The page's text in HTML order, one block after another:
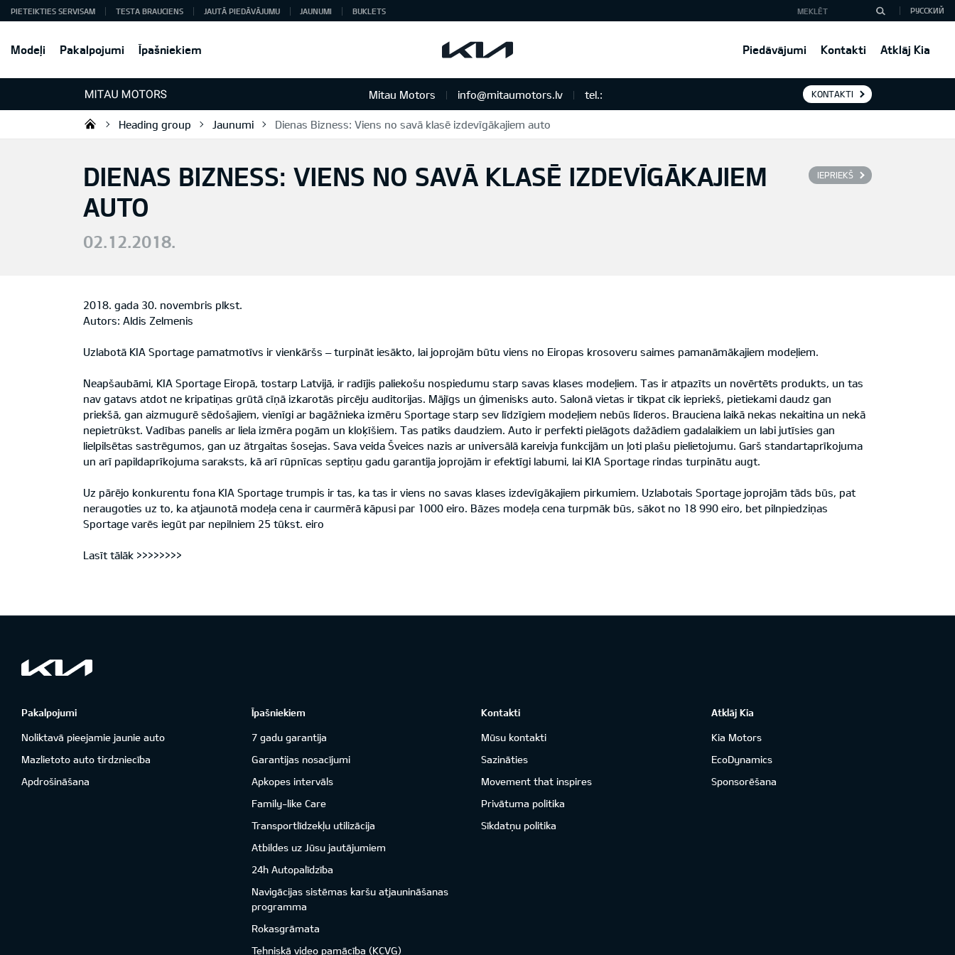
Modeļi Pakalpojumi Īpašniekiem Piedāvājumi Kontakti Atklāj Kia
PIETEIKTIES SERVISAM TESTA BRAUCIENS JAUTĀ PIEDĀVĀJUMU JAUNUMI BUKLETS РУССКИЙ
Mitau Motors info@mitaumotors.lv tel.: KONTAKTI
Mitau Motors
Heading group Jaunumi Dienas Bizness: Viens no savā klasē izdevīgākajiem auto
IEPRIEKŠ
DIENAS BIZNESS: VIENS NO SAVĀ KLASĒ IZDEVĪGĀKAJIEM
AUTO
02.12.2018.
2018. gada 30. novembris plkst.
Autors: Aldis Zelmenis
Uzlabotā KIA Sportage pamatmotīvs ir vienkāršs – turpināt iesākto, lai joprojām būtu viens no Eiropas krosoveru saimes pamanāmākajiem modeļiem.
Neapšaubāmi, KIA Sportage Eiropā, tostarp Latvijā, ir radījis paliekošu nospiedumu starp savas klases modeļiem. Tas ir atpazīts un novērtēts produkts, un tas
nav gatavs atdot ne kripatiņas grūtā cīņā izkarotās pircēju auditorijas. Mājīgs un ģimenisks auto. Salonā vietas ir tikpat cik iepriekš, pietiekami daudz gan
priekšā, gan aizmugurē sēdošajiem, vienīgi ar bagāžnieka izmēru Sportage starp sev līdzīgiem modeļiem nebūs līderos. Brauciena laikā nekas nekaitina un nekā
nepietrūkst. Vadības panelis ar liela izmēra pogām un kloķīšiem. Tas patiks daudziem. Auto ir perfekti pielāgots dažādiem gadalaikiem un labi jutīsies gan
lielpilsētas sastrēgumos, gan uz ātrgaitas šosejas. Sava veida Šveices nazis ar universālā kareivja funkcijām un ļoti plašu pielietojumu. Garš standartaprīkojuma
un arī papildaprīkojuma saraksts, kā arī rūpnīcas septiņu gadu garantija joprojām ir efektīgi labumi, lai KIA Sportage rindas turpinātu augt.
Uz pārējo konkurentu fona KIA Sportage trumpis ir tas, ka tas ir viens no savas klases izdevīgākajiem pirkumiem. Uzlabotais Sportage joprojām tāds būs, pat
neraugoties uz to, ka atjaunotā modeļa cena ir caurmērā kāpusi par 1000 eiro. Bāzes modeļa cena turpmāk būs, sākot no 18 990 eiro, bet pilnpiedziņas
Sportage varēs iegūt par nepilniem 25 tūkst. eiro
Lasīt tālāk >>>>>>>>
Pakalpojumi
Noliktavā pieejamie jaunie auto
Mazlietoto auto tirdzniecība
Apdrošināšana
Īpašniekiem
7 gadu garantija
Garantijas nosacījumi
Apkopes intervāls
Family-like Care
Transportlīdzekļu utilizācija
Atbildes uz Jūsu jautājumiem
24h Autopalīdzība
Navigācijas sistēmas karšu atjaunināšanas
programma
Rokasgrāmata
Tehniskā video pamācība (KCVG)
Kontakti
Mūsu kontakti
Sazināties
Movement that inspires
Privātuma politika
Sīkdatņu politika
Atklāj Kia
Kia Motors
EcoDynamics
Sponsorēšana